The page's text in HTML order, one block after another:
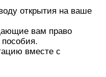
открытия на ваше
вам право
вместе с